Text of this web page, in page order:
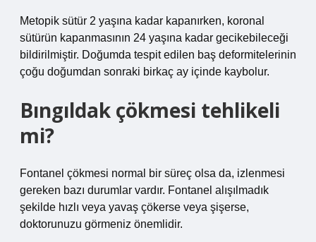
Metopik sütür 2 yaşına kadar kapanırken, koronal
sütürün kapanmasının 24 yaşına kadar gecikebileceği
bildirilmiştir. Doğumda tespit edilen baş deformitelerinin
çoğu doğumdan sonraki birkaç ay içinde kaybolur.
Bıngıldak çökmesi tehlikeli
mi?
Fontanel çökmesi normal bir süreç olsa da, izlenmesi
gereken bazı durumlar vardır. Fontanel alışılmadık
şekilde hızlı veya yavaş çökerse veya şişerse,
doktorunuzu görmeniz önemlidir.